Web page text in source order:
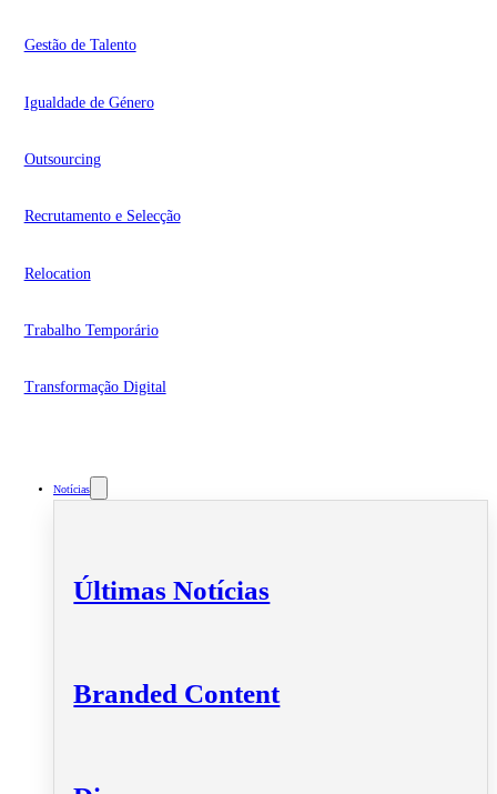
Gestão de Talento
Igualdade de Género
Outsourcing
Recrutamento e Selecção
Relocation
Trabalho Temporário
Transformação Digital
Notícias
Últimas Notícias
Branded Content